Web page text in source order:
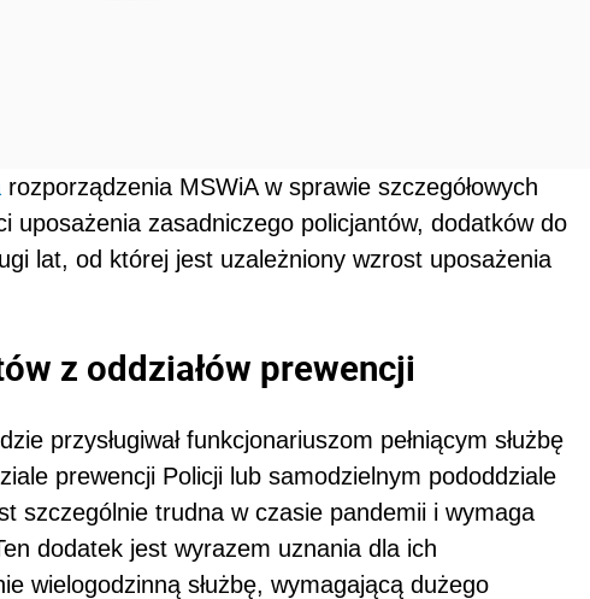
rozporządzenia MSWiA w sprawie szczegółowych
uposażenia zasadniczego policjantów, dodatków do
lat, od której jest uzależniony wzrost uposażenia
z oddziałów prewencji
przysługiwał funkcjonariuszom pełniącym służbę
prewencji Policji lub samodzielnym pododdziale
szczególnie trudna w czasie pandemii i wymaga
dodatek jest wyrazem uznania dla ich
wielogodzinną służbę, wymagającą dużego